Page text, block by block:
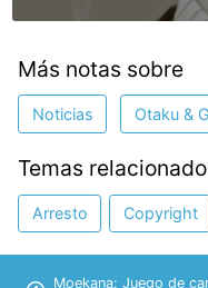
Más notas sobre
Noticias Otaku &
Temas
Arresto Copyright
Moekana: Juego de